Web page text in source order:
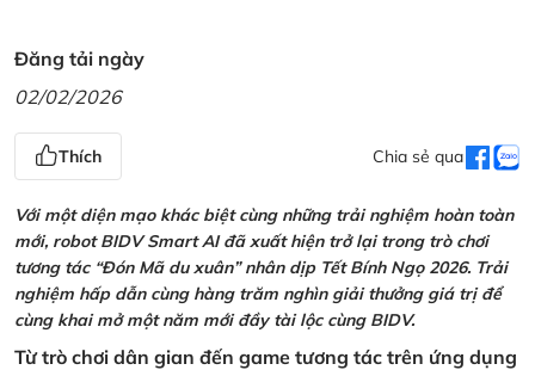
Đăng tải ngày
02/02/2026
Thích Chia sẻ qua
Với một diện mạo khác biệt cùng những trải nghiệm hoàn toàn
mới, robot BIDV Smart AI đã xuất hiện trở lại trong trò chơi
tương tác “Đón Mã du xuân” nhân dịp Tết Bính Ngọ 2026. Trải
nghiệm hấp dẫn cùng hàng trăm nghìn giải thưởng giá trị để
cùng khai mở một năm mới đầy tài lộc cùng BIDV.
Từ trò chơi dân gian đến game tương tác trên ứng dụng